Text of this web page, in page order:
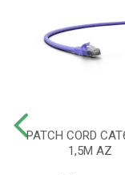
PATCH CORD
1,5M AZ